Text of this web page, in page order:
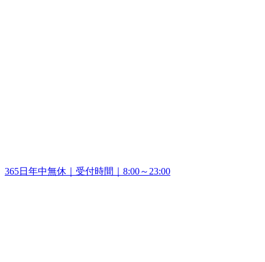
365日年中無休｜受付時間｜8:00～23:00